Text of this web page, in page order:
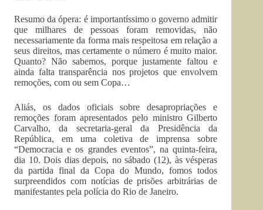
Resumo da ópera: é importantíssimo o governo admitir
que milhares de pessoas foram removidas, não
necessariamente da forma mais respeitosa em relação a
seus direitos, mas certamente o número é muito maior.
Quanto? Não sabemos, porque justamente faltou e
ainda falta transparência nos projetos que envolvem
remoções, com ou sem Copa…
Aliás, os dados oficiais sobre desapropriações e
remoções foram apresentados pelo ministro Gilberto
Carvalho, da secretaria-geral da Presidência da
República, em uma coletiva de imprensa sobre
“Democracia e os grandes eventos”, na quinta-feira,
dia 10. Dois dias depois, no sábado (12), às vésperas
da partida final da Copa do Mundo, fomos todos
surpreendidos com notícias de prisões arbitrárias de
manifestantes pela polícia do Rio de Janeiro.